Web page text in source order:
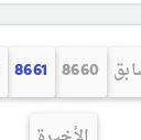
8660
8661